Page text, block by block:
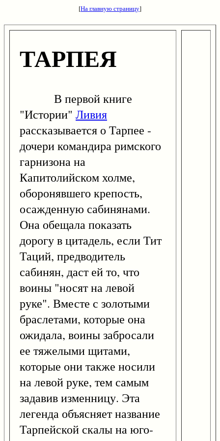
[На главную страницу]
ТАРПЕЯ
В первой книге
"Истории" Ливия
рассказывается о Тарпее -
дочери командира римского
гарнизона на
Капитолийском холме,
оборонявшего крепость,
осажденную сабинянами.
Она обещала показать
дорогу в цитадель, если Тит
Таций, предводитель
сабинян, даст ей то, что
воины "носят на левой
руке". Вместе с золотыми
браслетами, которые она
ожидала, воины забросали
ее тяжелыми щитами,
которые они также носили
на левой руке, тем самым
задавив изменницу. Эта
легенда объясняет название
Тарпейской скалы на юго-